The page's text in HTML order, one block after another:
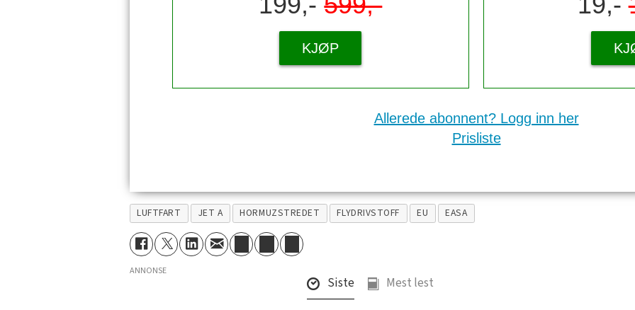
KJØP
Allerede abonnent? Logg inn her
Prisliste
LUFTFART JET A HORMUZSTREDET FLYDRIVSTOFF EU EASA
ANNONSE
Siste Mest lest